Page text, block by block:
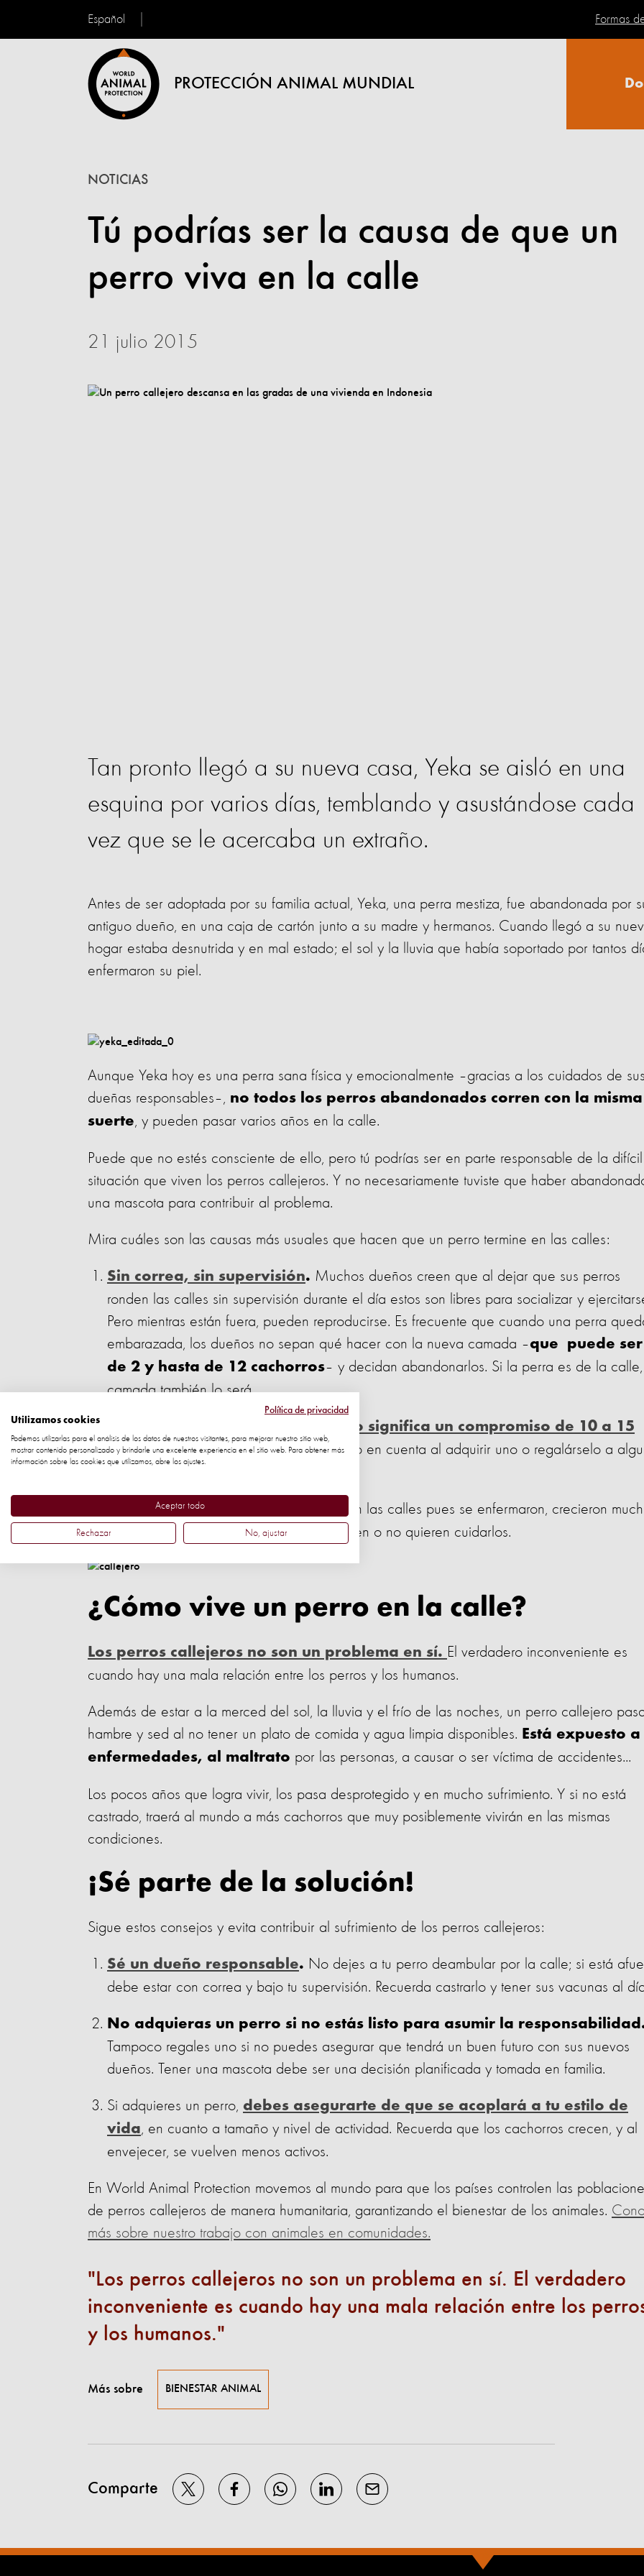
Español
PROTECCIÓN ANIMAL MUNDIAL
Formas
Tú podrías ser la causa de que un
perro viva en la calle
NOTICIAS
21 julio 2015
Tan pronto llegó a su nueva casa, Yeka se aisló en una
esquina por varios días, temblando y asustándose cada
vez que se le acercaba un extraño.
Antes de ser adoptada por su familia actual, Yeka, una perra mestiza, fue abandonada por
antiguo dueño, en una caja de cartón junto a su madre y hermanos. Cuando llegó a su
hogar estaba desnutrida y en mal estado; el sol y la lluvia que había soportado por tantos
enfermaron su piel.
Aunque Yeka hoy es una perra sana física y emocionalmente –gracias a los cuidados de
dueñas responsables–, no todos los perros abandonados corren con la misma
suerte, y pueden pasar varios años en la calle.
Puede que no estés consciente de ello, pero tú podrías ser en parte responsable de la difícil
situación que viven los perros callejeros. Y no necesariamente tuviste que haber
una mascota para contribuir al problema.
Mira cuáles son las causas más usuales que hacen que un perro termine en las calles:
Sin correa, sin supervisión. Muchos dueños creen que al dejar que sus perros
ronden las calles sin supervisión durante el día estos son libres para socializar y
Pero mientras están fuera, pueden reproducirse. Es frecuente que cuando una perra
embarazada, los dueños no sepan qué hacer con la nueva camada –que puede ser
de 2 y hasta de 12 cachorros– y decidan abandonarlos. Si la perra es de la
camada también lo será.
Un cachorro significa un compromiso de 10 a 15
años, y no todas las personas toman esto en cuenta al adquirir uno o regalárselo a
Abandono.Muchos perros terminan en las calles pues se enfermaron, crecieron
o envejecieron, y sus dueños ya no pueden o no quieren cuidarlos.
¿Cómo vive un perro en la calle?
Los perros callejeros no son un problema en sí. El verdadero inconveniente es
cuando hay una mala relación entre los perros y los humanos.
Además de estar a la merced del sol, la lluvia y el frío de las noches, un perro callejero
hambre y sed al no tener un plato de comida y agua limpia disponibles. Está expuesto a
enfermedades, al maltrato por las personas, a causar o ser víctima de accidentes...
Los pocos años que logra vivir, los pasa desprotegido y en mucho sufrimiento. Y si no está
castrado, traerá al mundo a más cachorros que muy posiblemente vivirán en las mismas
condiciones.
¡Sé parte de la solución!
Sigue estos consejos y evita contribuir al sufrimiento de los perros callejeros:
Sé un dueño responsable. No dejes a tu perro deambular por la calle; si está
debe estar con correa y bajo tu supervisión. Recuerda castrarlo y tener sus vacunas al
No adquieras un perro si no estás listo para asumir la
Tampoco regales uno si no puedes asegurar que tendrá un buen futuro con sus nuevos
dueños. Tener una mascota debe ser una decisión planificada y tomada en familia.
Si adquieres un perro, debes asegurarte de que se acoplará a tu estilo de
vida, en cuanto a tamaño y nivel de actividad. Recuerda que los cachorros crecen, y al
envejecer, se vuelven menos activos.
En World Animal Protection movemos al mundo para que los países controlen las
de perros callejeros de manera humanitaria, garantizando el bienestar de los animales.
más sobre nuestro trabajo con animales en comunidades.
Los perros callejeros no son un problema en sí. El verdadero
inconveniente es cuando hay una mala relación entre los
y los humanos.
Más sobre BIENESTAR ANIMAL
Comparte
Política de privacidad
Utilizamos cookies
Podemos utilizarlas para el análisis de los datos de nuestros visitantes, para mejorar nuestro sitio web,
mostrar contenido personalizado y brindarle una excelente experiencia en el sitio web. Para obtener más
información sobre las cookies que utilizamos, abre los ajustes.
Aceptar todo
Rechazar No, ajustar